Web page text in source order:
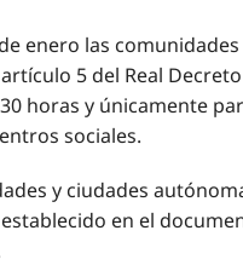
enero las
5 del Real
horas y únicamente
sociales.
y ciudades
en el